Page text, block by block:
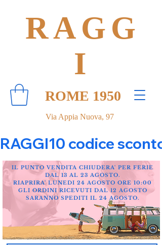
Via Appia Nuova, 97
RAGG
I
ROME 1950
RAGGI10 codice
IL PUNTO VENDITA CHIUDERA' PER FERIE
DAL 13 AL 23 AGOSTO.
RIAPRIRA' LUNEDI 24 AGOSTO ORE 10:00
GLI ORDINI RICEVUTI DAL 12 AGOSTO
SARANNO SPEDITI IL 24 AGOSTO.